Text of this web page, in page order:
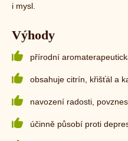
i mysl.
Výhody
přírodní
obsahuje citrín, křišťál a
navození radosti,
účinně působí proti